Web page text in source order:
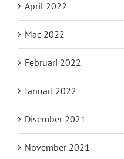
April 2022
Mac 2022
Februari 2022
Januari 2022
Disember 2021
November 2021